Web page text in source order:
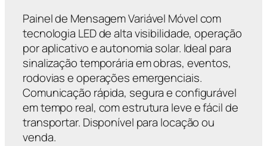
Painel de Mensagem Variável Móvel com
tecnologia LED de alta visibilidade, operação
por aplicativo e autonomia solar. Ideal para
sinalização temporária em obras, eventos,
rodovias e operações emergenciais.
Comunicação rápida, segura e configurável
em tempo real, com estrutura leve e fácil de
transportar. Disponível para locação ou
venda.